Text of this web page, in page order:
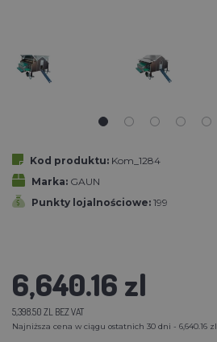
Kod produktu: Kom_1284
Marka: GAUN
Punkty lojalnościowe: 199
6,640.16 zl
5,398.50 ZL BEZ VAT
Najniższa cena w ciągu ostatnich 30 dni - 6,640.16 zl